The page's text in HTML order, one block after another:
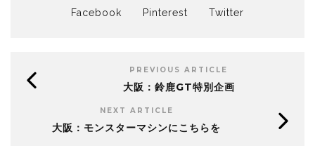
Facebook Pinterest Twitter
PREVIOUS ARTICLE
大阪：鈴鹿GT特別企画
NEXT ARTICLE
大阪：モンスターマシンにこちらを